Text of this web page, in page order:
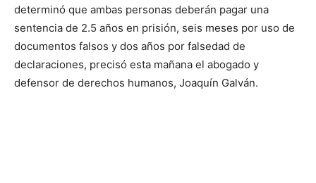
determinó que ambas personas deberán pagar una
sentencia de 2.5 años en prisión, seis meses por uso de
documentos falsos y dos años por falsedad de
declaraciones, precisó esta mañana el abogado y
defensor de derechos humanos, Joaquín Galván.